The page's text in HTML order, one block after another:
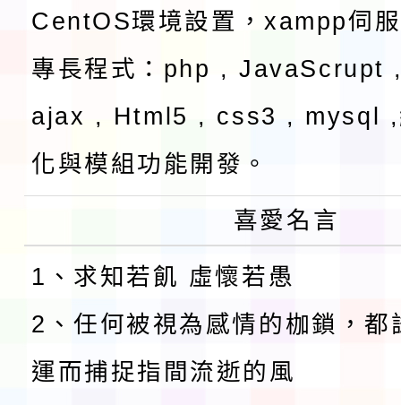
CentOS環境設置，xampp伺
專長程式：php , JavaScrupt
ajax , Html5 , css3 , mysql ,
化與模組功能開發。
喜愛名言
1、求知若飢 虛懷若愚
2、任何被視為感情的枷鎖，都
運而捕捉指間流逝的風